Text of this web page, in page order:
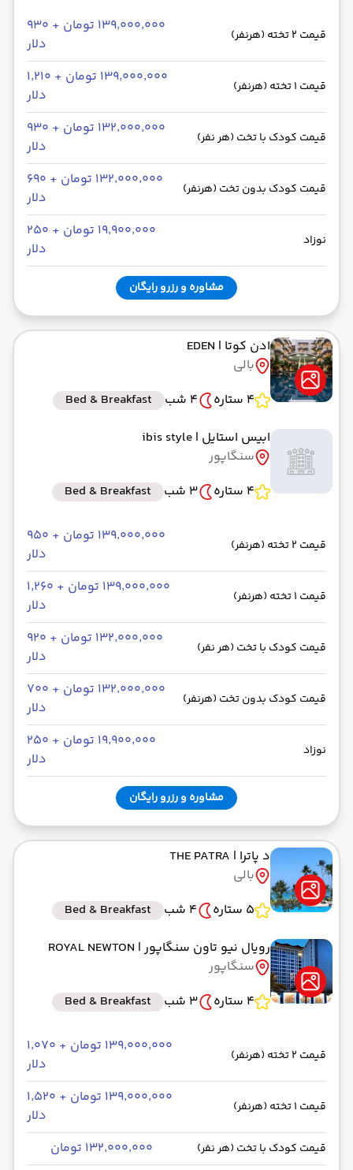
قیمت 2 تخته (هرنفر)
۱۳۹٬۰۰۰٬۰۰۰ تومان + ۹۳۰
دلار
قیمت 1 تخته (هرنفر)
۱۳۹٬۰۰۰٬۰۰۰ تومان + ۱٬۲۱۰
دلار
قیمت کودک با تخت (هر نفر)
۱۳۲٬۰۰۰٬۰۰۰ تومان + ۹۳۰
دلار
قیمت کودک بدون تخت (هرنفر)
۱۳۲٬۰۰۰٬۰۰۰ تومان + ۶۹۰
دلار
نوزاد
۱۹٬۹۰۰٬۰۰۰ تومان + ۲۵۰
دلار
مشاوره و رزرو رایگان
ادن کوتا | EDEN
بالی
4 ستاره
4 شب
Bed & Breakfast
ابیس استایل | ibis style
سنگاپور
4 ستاره
3 شب Bed & Breakfast
قیمت 2 تخته (هرنفر)
۱۳۹٬۰۰۰٬۰۰۰ تومان + ۹۵۰
دلار
قیمت 1 تخته (هرنفر)
۱۳۹٬۰۰۰٬۰۰۰ تومان + ۱٬۲۶۰
دلار
قیمت کودک با تخت (هر نفر)
۱۳۲٬۰۰۰٬۰۰۰ تومان + ۹۲۰
دلار
قیمت کودک بدون تخت (هرنفر)
۱۳۲٬۰۰۰٬۰۰۰ تومان + ۷۰۰
دلار
نوزاد
۱۹٬۹۰۰٬۰۰۰ تومان + ۲۵۰
دلار
مشاوره و رزرو رایگان
د پاترا | THE PATRA
بالی
5 ستاره
4 شب
Bed & Breakfast
رویال نیو تاون سنگاپور| ROYAL NEWTON
سنگاپور
4 ستاره
3 شب Bed & Breakfast
قیمت 2 تخته (هرنفر)
۱۳۹٬۰۰۰٬۰۰۰ تومان + ۱٬۰۷۰
دلار
قیمت 1 تخته (هرنفر)
۱۳۹٬۰۰۰٬۰۰۰ تومان + ۱٬۵۲۰
دلار
قیمت کودک با تخت (هر نفر) ۱۳۲٬۰۰۰٬۰۰۰ تومان